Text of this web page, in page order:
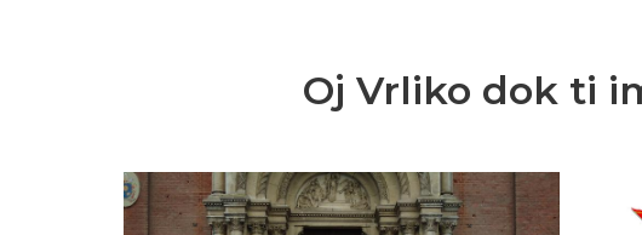
Oj Vrliko dok ti